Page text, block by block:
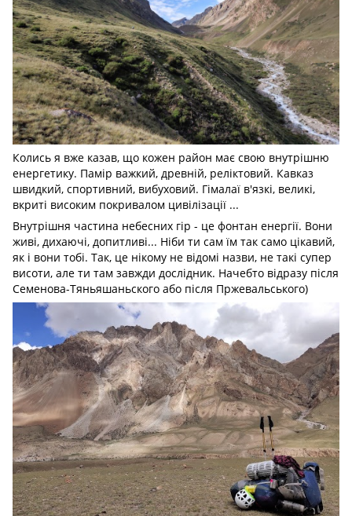
Колись я вже казав, що кожен район має свою внутрішню
енергетику. Памір важкий, древній, реліктовий. Кавказ
швидкий, спортивний, вибуховий. Гімалаї в'язкі, великі,
вкриті високим покривалом цивілізації ...
Внутрішня частина небесних гір - це фонтан енергії. Вони
живі, дихаючі, допитливі... Ніби ти сам їм так само цікавий,
як і вони тобі. Так, це нікому не відомі назви, не такі супер
висоти, але ти там завжди дослідник. Начебто відразу після
Семенова-Тяньяшаньского або після Пржевальського)